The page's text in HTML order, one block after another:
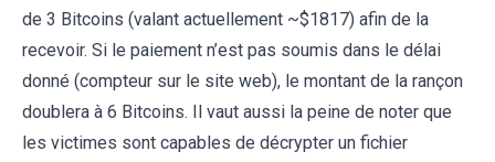
de 3 Bitcoins (valant actuellement ~$1817) afin de la
recevoir. Si le paiement n’est pas soumis dans le délai
donné (compteur sur le site web), le montant de la rançon
doublera à 6 Bitcoins. Il vaut aussi la peine de noter que
les victimes sont capables de décrypter un fichier